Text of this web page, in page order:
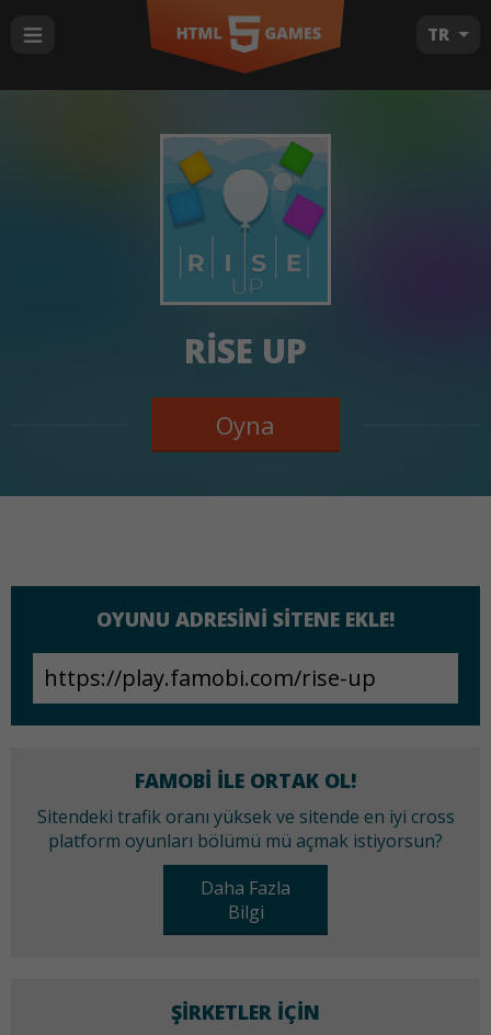
TR
RISE UP
Oyna
OYUNU ADRESINI SITENE EKLE!
FAMOBI ILE ORTAK OL!
Sitendeki trafik oranı yüksek ve sitende en iyi cross
platform oyunları bölümü mü açmak istiyorsun?
Daha Fazla
Bilgi
ŞIRKETLER IÇIN